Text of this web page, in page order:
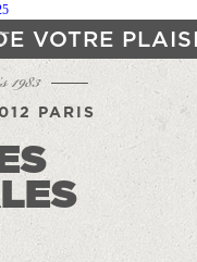
VOTRE
PARIS